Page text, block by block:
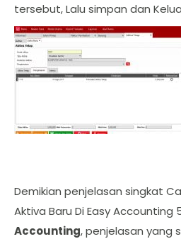
tersebut, Lalu simpan dan
Demikian penjelasan singkat
Aktiva Baru Di Easy Accounting
Accounting, penjelasan yang